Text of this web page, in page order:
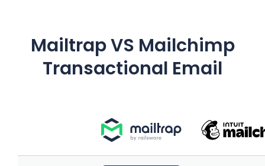
Mailtrap VS Mailchimp
Transactional Email